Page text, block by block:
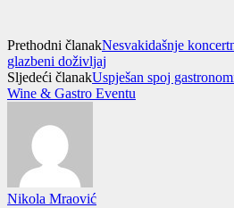
Prethodni članakNesvakidašnje
glazbeni doživljaj
Sljedeći članakUspješan spoj
Wine & Gastro Eventu
Nikola Mraović